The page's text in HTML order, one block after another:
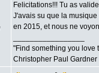
Felicitations!!! Tu as
J'avais su que la musique
en 2015, et nous ne
"Find something you love
Christopher Paul Gardner